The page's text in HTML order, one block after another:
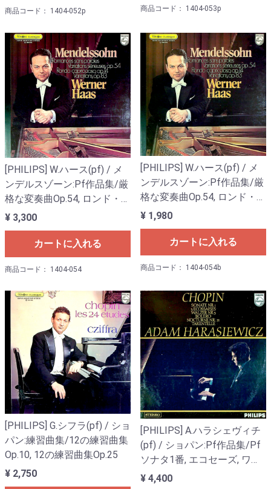
商品コード： 1404-052p 商品コード： 1404-053p
[PHILIPS] W.ハース(pf) / メ
ンデルスゾーン:Pf作品集/厳
格な変奏曲Op.54, ロンド・カ
プリッチョーソOp.14, 変奏曲
¥ 3,300
カートに入れる
商品コード： 1404-054
[PHILIPS] W.ハース(pf) / メ
ンデルスゾーン:Pf作品集/厳
格な変奏曲Op.54, ロンド・カ
プリッチョーソOp.14, 変奏曲
Op.83, 無言歌集(抜粋11曲)
¥ 1,980
カートに入れる
商品コード： 1404-054b
[PHILIPS] G.シフラ(pf) / ショ
パン:練習曲集/12の練習曲集
Op.10, 12の練習曲集Op.25
¥ 2,750
[PHILIPS] A.ハラシェヴィチ
(pf) / ショパン:Pf作品集/Pf
ソナタ1番, エコセーズ, ワル
ツ3番, ボレロOp.19, 夜想曲
¥ 4,400